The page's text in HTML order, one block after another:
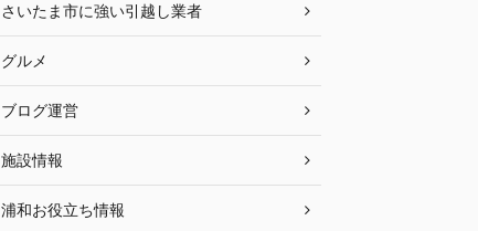
さいたま市に強い引越し業者
グルメ
ブログ運営
施設情報
浦和お役立ち情報